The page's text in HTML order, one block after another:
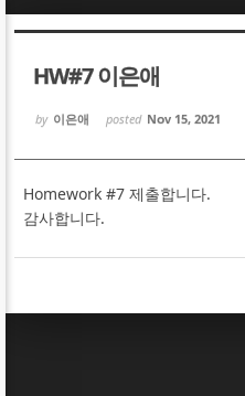
HW#7 이은애
by 이은애 posted Nov 15, 2021
Homework #7 제출합니다.
감사합니다.
Sketchbook5,
Sketchbook5,
Sketchbook5,
Sketchbook5,